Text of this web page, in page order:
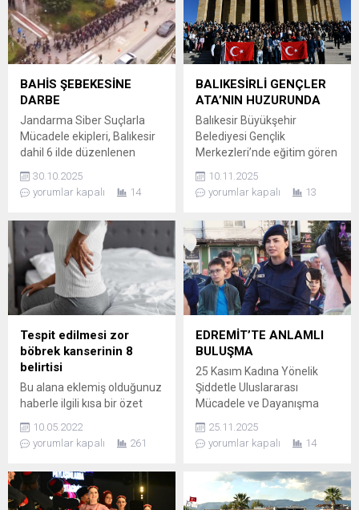
BAHİS ŞEBEKESİNE
DARBE
Jandarma Siber Suçlarla
Mücadele ekipleri, Balıkesir
dahil 6 ilde düzenlenen
TL’lik hesap hareketi
bulunan yasa dışı bahis
Operasyonda yakalanan 32
şüpheliden 30’u tutuklandı.
BALIKESİR DAHİL 6 İLDE EŞ
ZAMANLI OPERASYON
Boyabat Cumhuriyet
Başsavcılığı koordinesinde;
Sinop İl Jandarma
Komutanlığı ile KOM ve Siber
Suçlarla Mücadele...
30.10.2025
yorumlar kapalı
14
BALIKESİRLİ GENÇLER
ATA’NIN HUZURUNDA
Balıkesir Büyükşehir
Belediyesi Gençlik
Merkezleri’nde eğitim gören
Cumhuriyeti’nin kurucusu
Ulu Önder Gazi Mustafa
intikalinin 87’nci yıl
dönümünde Ankara’ya özel
bir ziyaret gerçekleştirdi.
Gençlik ve Spor Hizmetleri
Dairesi Başkanlığı
tarafından düzenlenen
programla, Avlu, Hasan
Basri Çantay, Bandırma ve
Edremit Gençlik
Merkezleri’nden gelen
öğrenciler Anıtkabir’i ziyaret
etti....
10.11.2025
yorumlar kapalı
13
Tespit edilmesi zor
böbrek kanserinin 8
belirtisi
Bu alana eklemiş olduğunuz
haberle ilgili kısa bir özet
metin yazı düzenleme
sayfasında "Özet"
Özet eklenmişse başlık
altında kalın olarak bu
10.05.2022
yorumlar kapalı
261
EDREMİT’TE ANLAMLI
BULUŞMA
25 Kasım Kadına Yönelik
Şiddetle Uluslararası
Mücadele ve Dayanışma
Cumhuriyet Meydanı’nda
dayanışmanın, umudun ve
amacıyla “Benim Güvenli
Evim” adlı farkındalık
25.11.2025
yorumlar kapalı
14